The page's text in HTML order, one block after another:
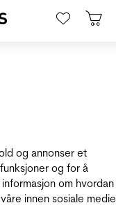
og annonser et
og for å
om hvordan
innen sosiale